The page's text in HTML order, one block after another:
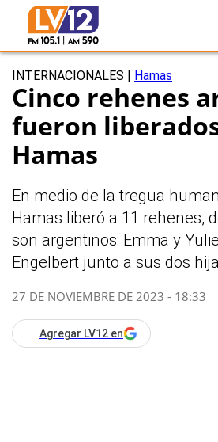
INTERNACIONALES Hamas
Cinco rehenes
fueron
Hamas
En medio de la tregua
Hamas liberó a 11 rehenes,
son argentinos: Emma y
Engelbert junto a sus dos
27 DE NOVIEMBRE DE 2023 - 18:33
Agregar LV12 en